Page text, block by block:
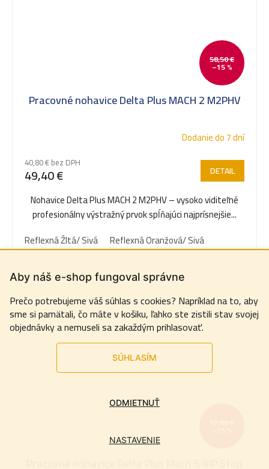
Aby náš e-shop fungoval správne
Prečo potrebujeme váš súhlas s cookies? Napríklad na to, aby
sme si pamätali, čo máte v košiku, ľahko ste zistili stav svojej
objednávky a nemuseli sa zakaždým prihlasovať.
SÚHLASÍM
NASTAVENIE
ODMIETNUŤ
58,50 €
–15 %
Pracovné nohavice Delta Plus MACH 2 M2PHV
Dodanie do 7 dní
40,80 € bez DPH
49,40 € DETAIL
Nohavice Delta Plus MACH 2 M2PHV – vysoko viditeľné
profesionálny výstražný prvok spĺňajúci najprísnejšie...
Reflexná Žltá/ Sivá
Reflexná Oranžová/ Sivá